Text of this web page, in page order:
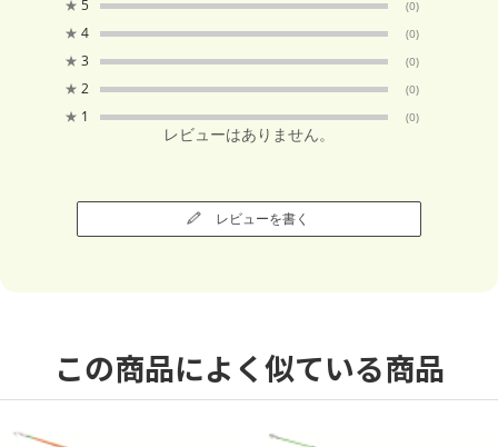
★ 5 (0)
★ 4 (0)
★ 3 (0)
★ 2 (0)
★ 1 (0)
レビューはありません。
レビューを書く
この商品によく似ている商品